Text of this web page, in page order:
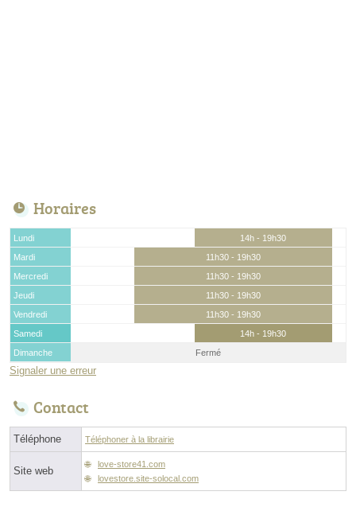
Horaires
Lundi
14h - 19h30
Mardi
11h30 - 19h30
Mercredi
11h30 - 19h30
Jeudi
11h30 - 19h30
Vendredi
11h30 - 19h30
Samedi
14h - 19h30
Dimanche
Fermé
Signaler une erreur
Contact
Téléphone Téléphoner à la librairie
Site web
love-store41.com
lovestore.site-solocal.com